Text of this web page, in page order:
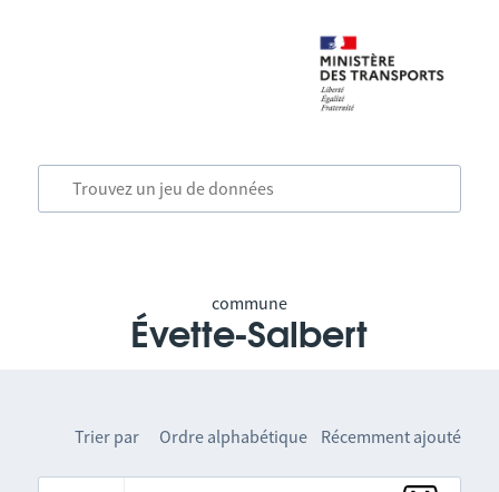
commune
Évette-Salbert
Trier par Ordre alphabétique Récemment ajouté